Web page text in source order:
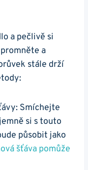
a pečlivě si
a
stále drží
Smíchejte
si s touto
působit jako
šťáva pomůže